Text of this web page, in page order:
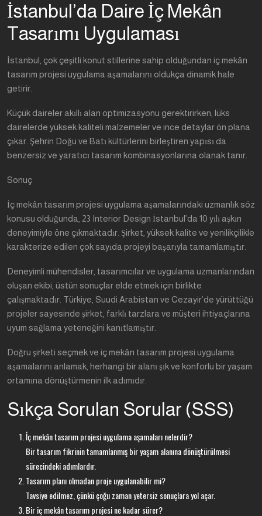
İstanbul’da Daire İç Mekân
Tasarımı Uygulaması
İstanbul, çok çeşitli konut stillerine sahip olduğundan iç mekân
tasarım projesi uygulama aşamalarını oldukça dinamik hale
getirir.
Küçük daireler akıllı alan optimizasyonu gerektirirken, lüks
dairelerde yüksek kaliteli malzemeler ve ince detaylar ön plana
çıkar. Şehrin Doğu ve Batı kültürlerini birleştiren yapısı da
benzersiz ve yaratıcı tasarım kombinasyonlarına olanak tanır.
Sonuç
İç mekân tasarım projesi uygulama aşamalarındaki uzmanlık söz
konusu olduğunda, 23 Interior Design İstanbul’da 10 yılı aşkın
deneyimiyle öne çıkmaktadır. Şirket, yüksek kalite ve yenilikçilikle
karakterize edilen çok sayıda projeyi başarıyla tamamlamıştır.
Deneyimli mühendisler, tasarımcılar ve uygulama uzmanlarından
oluşan ekibi, üstün sonuçlar elde etmek için birlikte
çalışmaktadır. Türkiye, Suudi Arabistan ve Cezayir’de yürüttüğü
projeler sayesinde şirket, farklı tarzlara ve müşteri ihtiyaçlarına
uyum sağlama yeteneğini kanıtlamıştır.
Doğru şirketi seçmek ve iç mekân tasarım projesi uygulama
aşamalarını anlamak, herhangi bir alanı şık ve konforlu bir yaşam
ortamına dönüştürmenin ilk adımıdır.
Sıkça Sorulan Sorular (SSS)
İç mekân tasarım projesi uygulama aşamaları nelerdir?
Bir tasarım fikrinin tamamlanmış bir yaşam alanına dönüştürülmesi
sürecindeki adımlardır.
Tasarım planı olmadan proje uygulanabilir mi?
Tavsiye edilmez, çünkü çoğu zaman yetersiz sonuçlara yol açar.
Bir iç mekân tasarım projesi ne kadar sürer?